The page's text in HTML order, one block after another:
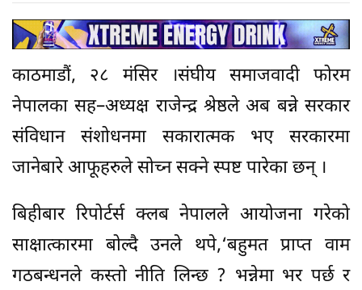
काठमाडौं, २८ मंसिर ।संघीय समाजवादी फोरम
नेपालका सह–अध्यक्ष राजेन्द्र श्रेष्ठले अब बन्ने सरकार
संविधान संशोधनमा सकारात्मक भए सरकारमा
जानेबारे आफूहरुले सोच्न सक्ने स्पष्ट पारेका छन् ।
बिहीबार रिपोर्टर्स क्लब नेपालले आयोजना गरेको
साक्षात्कारमा बोल्दै उनले थपे,‘बहुमत प्राप्त वाम
गठबन्धनले कस्तो नीति लिन्छ ? भन्नेमा भर पर्छ र